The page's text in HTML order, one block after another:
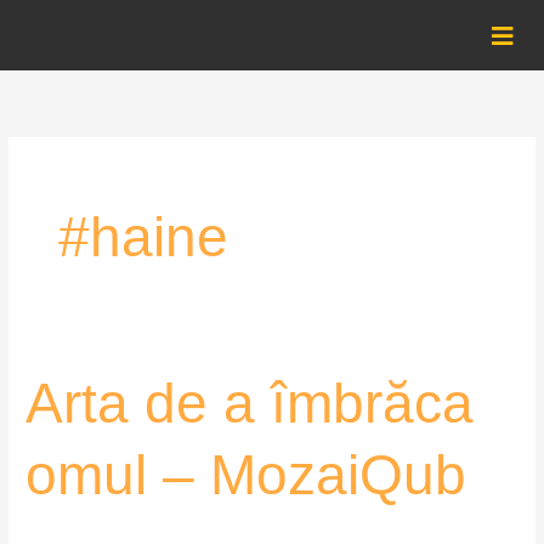
content
#haine
Arta de a îmbrăca
omul – MozaiQub
Arta
de
îmbrăca